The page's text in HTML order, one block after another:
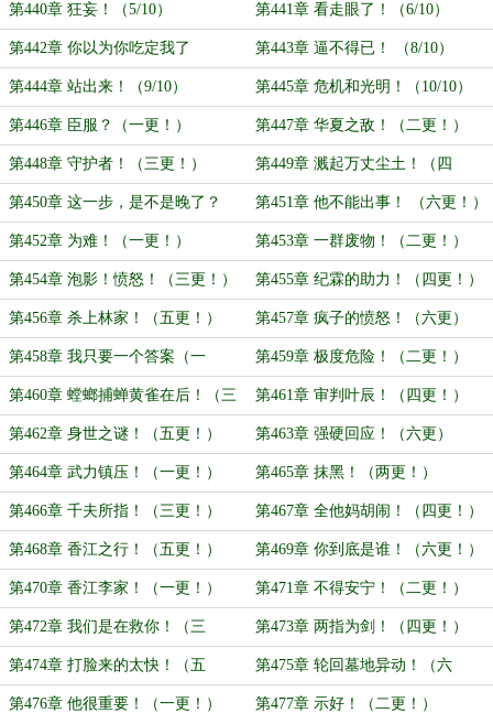
第440章 狂妄！（5/10） 第441章 看走眼了！（6/10）
第442章 你以为你吃定我了
（7/10）
第443章 逼不得已！ （8/10）
第444章 站出来！（9/10） 第445章 危机和光明！（10/10）
第446章 臣服？（一更！） 第447章 华夏之敌！（二更！）
第448章 守护者！（三更！） 第449章 溅起万丈尘土！（四
更！）
第450章 这一步，是不是晚了？
（五更！）
第451章 他不能出事！ （六更！）
第452章 为难！（一更！） 第453章 一群废物！（二更！）
第454章 泡影！愤怒！（三更！） 第455章 纪霖的助力！（四更！）
第456章 杀上林家！（五更！） 第457章 疯子的愤怒！（六更）
第458章 我只要一个答案（一
更！）
第459章 极度危险！（二更！）
第460章 螳螂捕蝉黄雀在后！（三
更！）
第461章 审判叶辰！（四更！）
第462章 身世之谜！（五更！） 第463章 强硬回应！（六更）
第464章 武力镇压！（一更！） 第465章 抹黑！（两更！）
第466章 千夫所指！（三更！） 第467章 全他妈胡闹！（四更！）
第468章 香江之行！（五更！） 第469章 你到底是谁！（六更！）
第470章 香江李家！（一更！） 第471章 不得安宁！（二更！）
第472章 我们是在救你！（三
更！）
第473章 两指为剑！（四更！）
第474章 打脸来的太快！（五
更！）
第475章 轮回墓地异动！（六
更！）
第476章 他很重要！（一更！） 第477章 示好！（二更！）